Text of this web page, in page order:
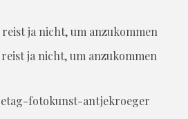
ja nicht, um anzukommen